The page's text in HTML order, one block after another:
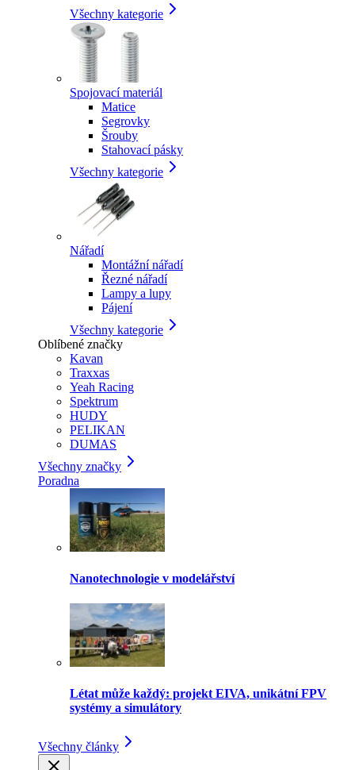
Všechny kategorie
Spojovací materiál
Matice
Segrovky
Šrouby
Stahovací pásky
Všechny kategorie
Nářadí
Montážní nářadí
Řezné nářadí
Lampy a lupy
Pájení
Všechny kategorie
Oblíbené značky
Kavan
Traxxas
Yeah Racing
Spektrum
HUDY
PELIKAN
DUMAS
Všechny značky
Poradna
Nanotechnologie v modelářství
Létat může každý: projekt EIVA, unikátní FPV
systémy a simulátory
Všechny články